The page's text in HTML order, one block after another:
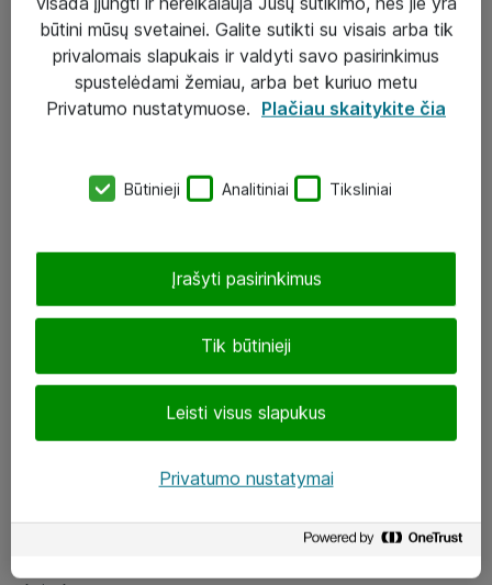
Įgyvendinti projektai
Atea ekspertų patarimai verslui
eShop@atea.lt
LinkedIn
būtini mūsų svetainei. Galite sutikti su visais arba tik
privalomais slapukais ir valdyti savo pasirinkimus
spustelėdami žemiau, arba bet kuriuo metu
Privatumo nustatymuose. Plačiau skaitykite čia
Būtinieji Analitiniai Tiksliniai
Tik būtinieji
Leisti visus slapukus
Įrašyti pasirinkimus
Privatumo nustatymai